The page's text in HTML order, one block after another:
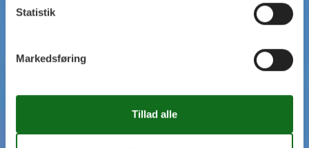
Statistik
Markedsføring